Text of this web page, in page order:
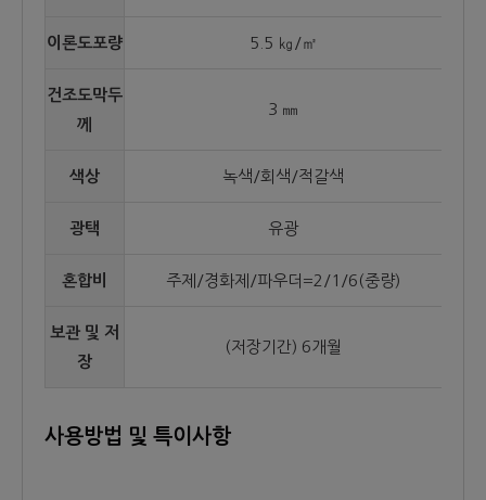
이론도포량 5.5 ㎏/㎡
건조도막두
께
3 ㎜
색상 녹색/회색/적갈색
광택 유광
혼합비 주제/경화제/파우더=2/1/6(중량)
보관 및 저
장
(저장기간) 6개월
사용방법 및 특이사항